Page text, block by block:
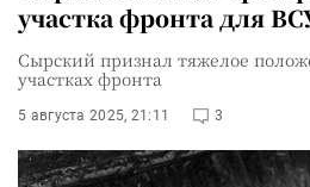
участка фронта для
Сырский признал тяжелое
участках фронта
5 августа 2025, 21:11 3